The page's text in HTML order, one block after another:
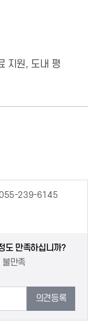
지원, 도내 평
239-6145
도 만족하십니까?
불만족
의견등록